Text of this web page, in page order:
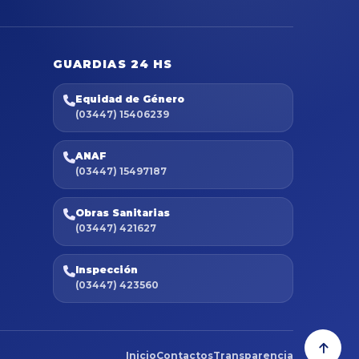
GUARDIAS 24 HS
Equidad de Género
(03447) 15406239
ANAF
(03447) 15497187
Obras Sanitarias
(03447) 421627
Inspección
(03447) 423560
InicioContactosTransparencia